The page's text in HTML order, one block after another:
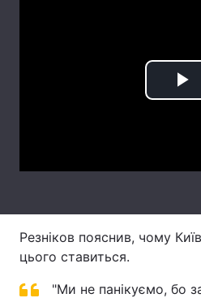
Резніков пояснив, чому
цього ставиться.
"Ми не панікуємо, бо